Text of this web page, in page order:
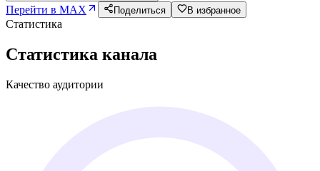
Перейти в MAX Поделиться В избранное
Статистика
Статистика канала
Качество аудитории